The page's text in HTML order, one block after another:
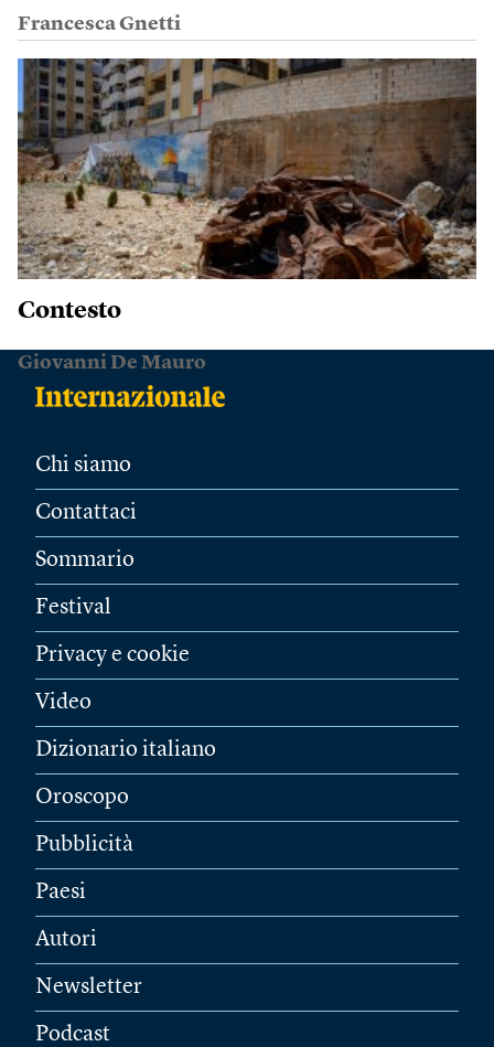
Francesca Gnetti
Contesto
Giovanni De Mauro
Chi siamo
Contattaci
Sommario
Festival
Privacy e cookie
Video
Dizionario italiano
Oroscopo
Pubblicità
Paesi
Autori
Newsletter
Podcast